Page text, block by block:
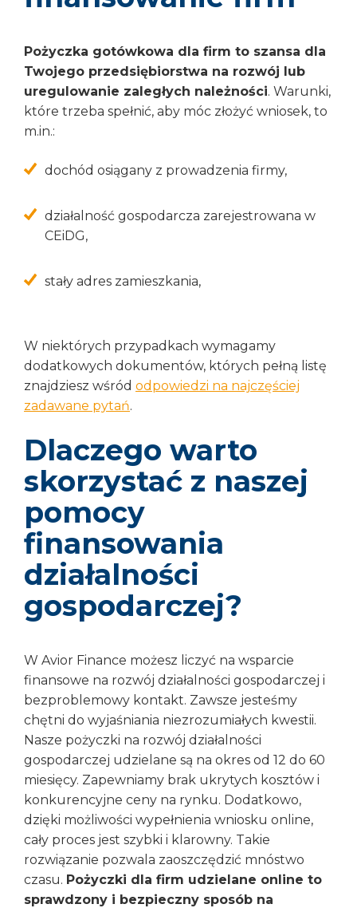
Pożyczka gotówkowa dla firm to szansa dla
Twojego przedsiębiorstwa na rozwój lub
uregulowanie zaległych należności. Warunki,
które trzeba spełnić, aby móc złożyć wniosek, to
m.in.:
dochód osiągany z prowadzenia firmy,
działalność gospodarcza zarejestrowana w
CEiDG,
stały adres zamieszkania,
W niektórych przypadkach wymagamy
dodatkowych dokumentów, których pełną listę
znajdziesz wśród odpowiedzi na najczęściej
zadawane pytań.
Dlaczego warto
skorzystać z naszej
pomocy
finansowania
działalności
gospodarczej?
W Avior Finance możesz liczyć na wsparcie
finansowe na rozwój działalności gospodarczej i
bezproblemowy kontakt. Zawsze jesteśmy
chętni do wyjaśniania niezrozumiałych kwestii.
Nasze pożyczki na rozwój działalności
gospodarczej udzielane są na okres od 12 do 60
miesięcy. Zapewniamy brak ukrytych kosztów i
konkurencyjne ceny na rynku. Dodatkowo,
dzięki możliwości wypełnienia wniosku online,
cały proces jest szybki i klarowny. Takie
rozwiązanie pozwala zaoszczędzić mnóstwo
czasu. Pożyczki dla firm udzielane online to
sprawdzony i bezpieczny sposób na